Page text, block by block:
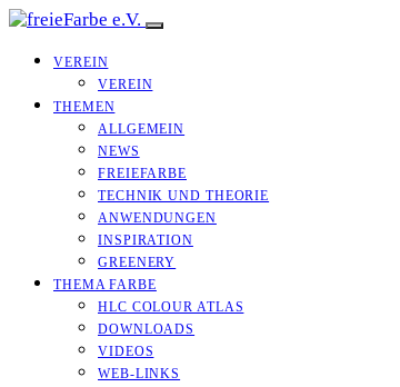
VEREIN
VEREIN
THEMEN
ALLGEMEIN
NEWS
FREIEFARBE
TECHNIK UND THEORIE
ANWENDUNGEN
INSPIRATION
GREENERY
THEMA FARBE
HLC COLOUR ATLAS
DOWNLOADS
VIDEOS
WEB-LINKS